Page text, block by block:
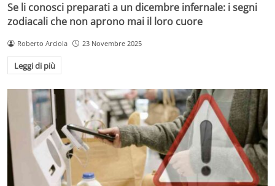
Se li conosci preparati a un dicembre infernale: i segni
zodiacali che non aprono mai il loro cuore
Roberto Arciola 23 Novembre 2025
Leggi di più